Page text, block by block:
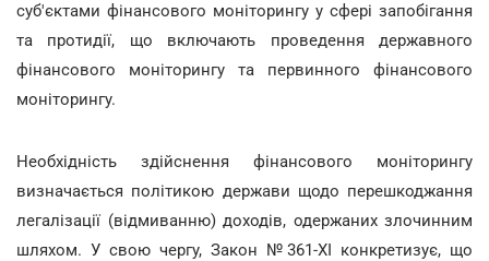
суб'єктами фінансового моніторингу у сфері запобігання
та протидії, що включають проведення державного
фінансового моніторингу та первинного фінансового
моніторингу.
Необхідність здійснення фінансового моніторингу
визначається політикою держави щодо перешкоджання
легалізації (відмиванню) доходів, одержаних злочинним
шляхом. У свою чергу, Закон №361-ХІ конкретизує, що